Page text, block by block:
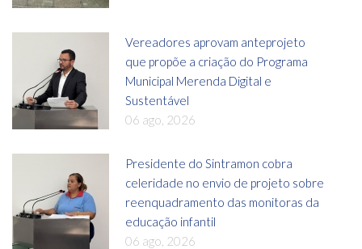
Vereadores aprovam anteprojeto
que propõe a criação do Programa
Municipal Merenda Digital e
Sustentável
06 ago, 2026
Presidente do Sintramon cobra
celeridade no envio de projeto sobre
reenquadramento das monitoras da
educação infantil
06 ago, 2026